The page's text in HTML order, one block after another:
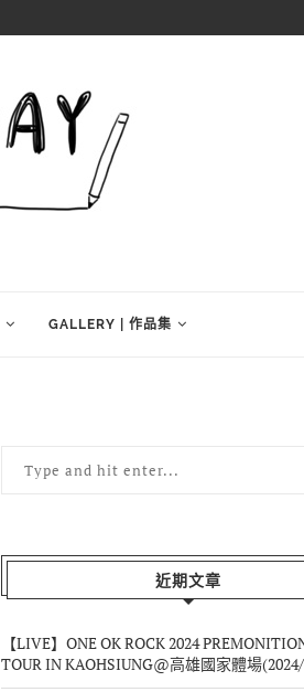
GALLERY | 作品集
近期文章
【LIVE】ONE OK ROCK 2024
TOUR IN KAOHSIUNG@高雄國家體場